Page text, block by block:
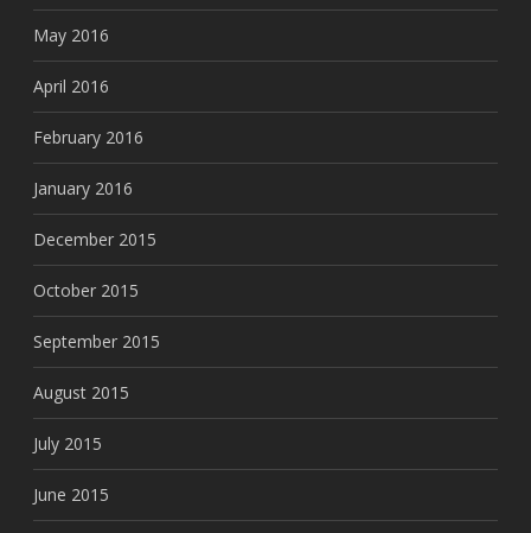
May 2016
April 2016
February 2016
January 2016
December 2015
October 2015
September 2015
August 2015
July 2015
June 2015